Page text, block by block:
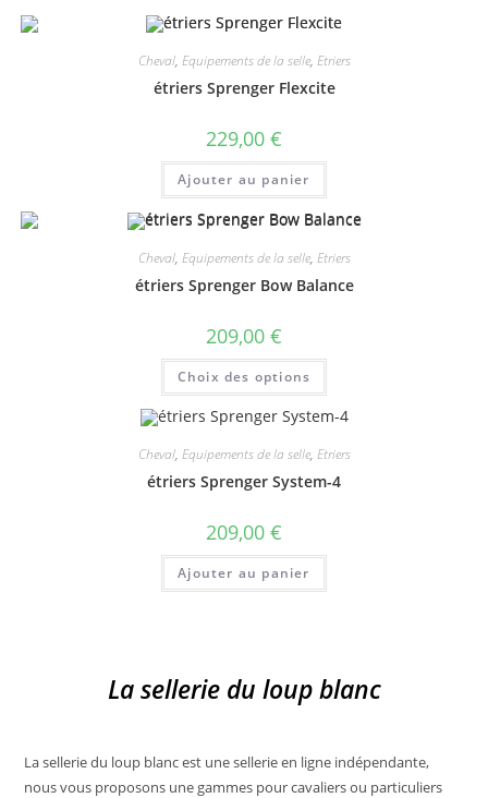
Cheval, Equipements de la selle, Etriers
étriers Sprenger Flexcite
229,00 €
Ajouter au panier
Cheval, Equipements de la selle, Etriers
étriers Sprenger Bow Balance
209,00 €
Choix des options
Ce
a
plusieurs
variations.
options
être
Cheval, Equipements de la selle, Etriers
étriers Sprenger System-4
209,00 €
Ajouter au panier
La sellerie du loup blanc
La sellerie du loup blanc est une sellerie en ligne indépendante,
nous vous proposons une gammes pour cavaliers ou particuliers